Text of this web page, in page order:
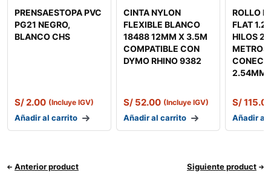
PRENSAESTOPA PVC
PG21 NEGRO,
BLANCO CHS
S/2.00 (Incluye IGV)
Añadir al carrito
CINTA NYLON
FLEXIBLE BLANCO
18488 12MM X 3.5M
COMPATIBLE CON
DYMO RHINO 9382
S/ 52.00 (Incluye IGV)
Añadir al carrito
ROLLO
FLAT
HILOS
METROS
2.54MM
S/
Añadir al
Anterior product Siguiente product